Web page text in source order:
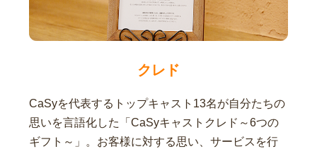
クレド
CaSyを代表するトップキャスト13名が自分たちの
思いを言語化した「CaSyキャストクレド～6つの
ギフト～」。お客様に対する思い、サービスを行